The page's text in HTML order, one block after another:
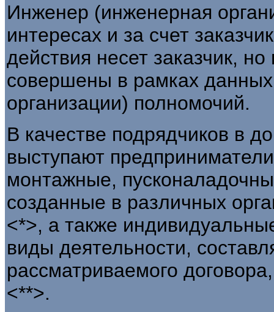
Инженер (инженерная
интересах и за счет
действия несет заказчик,
совершены в рамках
организации) полномочий.
В качестве подрядчиков в
выступают
монтажные,
созданные в различных
<*>, а также
виды деятельности,
рассматриваемого
<**>.